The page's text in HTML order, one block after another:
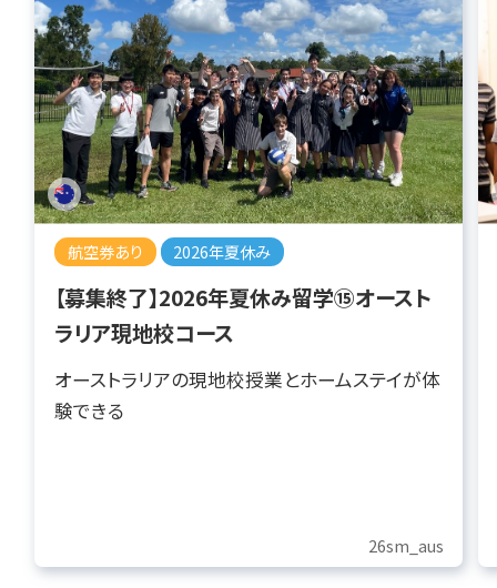
航空券あり 2026年夏休み
【募集終了】2026年夏休み留学⑮オースト
ラリア現地校コース
オーストラリアの現地校授業とホームステイが体
験できる
26sm_aus